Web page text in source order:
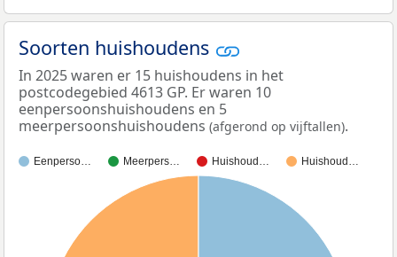
Soorten huishoudens
In 2025 waren er 15 huishoudens in het
postcodegebied 4613 GP. Er waren 10
eenpersoonshuishoudens en 5
meerpersoonshuishoudens (afgerond op vijftallen).
Eenperso… Meerpers… Huishoud… Huishoud…